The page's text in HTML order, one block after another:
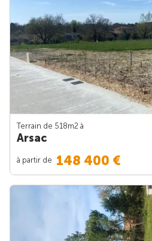
Terrain de 518m2 à
Arsac
à partir de 148 400 €